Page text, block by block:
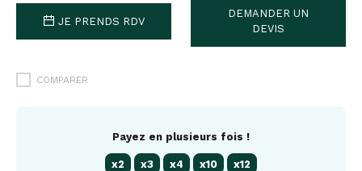
JE PRENDS RDV
DEMANDER UN
DEVIS
COMPARER
Payez en plusieurs fois !
x2 x3 x4 x10 x12